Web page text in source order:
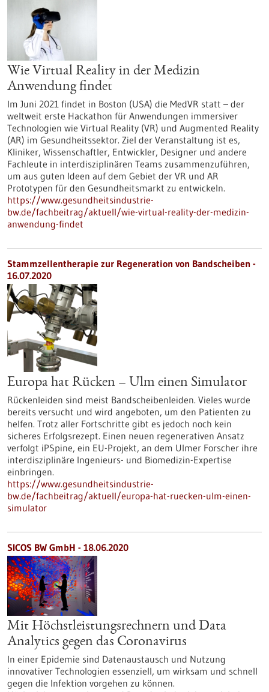
Wie Virtual Reality in der Medizin
Anwendung findet
Im Juni 2021 findet in Boston (USA) die MedVR statt – der
weltweit erste Hackathon für Anwendungen immersiver
Technologien wie Virtual Reality (VR) und Augmented Reality
(AR) im Gesundheitssektor. Ziel der Veranstaltung ist es,
Kliniker, Wissenschaftler, Entwickler, Designer und andere
Fachleute in interdisziplinären Teams zusammenzuführen,
um aus guten Ideen auf dem Gebiet der VR und AR
Prototypen für den Gesundheitsmarkt zu entwickeln.
https://www.gesundheitsindustrie-
bw.de/fachbeitrag/aktuell/wie-virtual-reality-der-medizin-
anwendung-findet
Stammzellentherapie zur Regeneration von Bandscheiben -
16.07.2020
Europa hat Rücken – Ulm einen Simulator
Rückenleiden sind meist Bandscheibenleiden. Vieles wurde
bereits versucht und wird angeboten, um den Patienten zu
helfen. Trotz aller Fortschritte gibt es jedoch noch kein
sicheres Erfolgsrezept. Einen neuen regenerativen Ansatz
verfolgt iPSpine, ein EU-Projekt, an dem Ulmer Forscher ihre
interdisziplinäre Ingenieurs- und Biomedizin-Expertise
einbringen.
https://www.gesundheitsindustrie-
bw.de/fachbeitrag/aktuell/europa-hat-ruecken-ulm-einen-
simulator
SICOS BW GmbH - 18.06.2020
Mit Höchstleistungsrechnern und Data
Analytics gegen das Coronavirus
In einer Epidemie sind Datenaustausch und Nutzung
innovativer Technologien essenziell, um wirksam und schnell
gegen die Infektion vorgehen zu können.